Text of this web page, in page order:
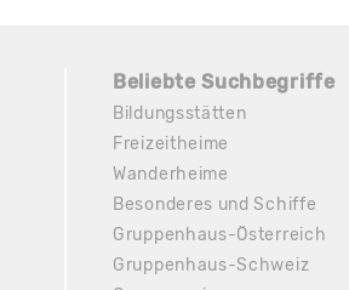
Beliebte Suchbegriffe
Bildungsstätten
Freizeitheime
Wanderheime
Besonderes und Schiffe
Gruppenhaus-Österreich
Gruppenhaus-Schweiz